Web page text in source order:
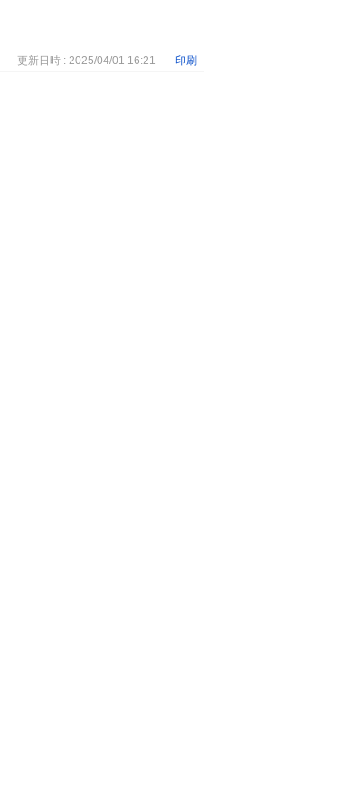
更新日時 : 2025/04/01 16:21 印刷